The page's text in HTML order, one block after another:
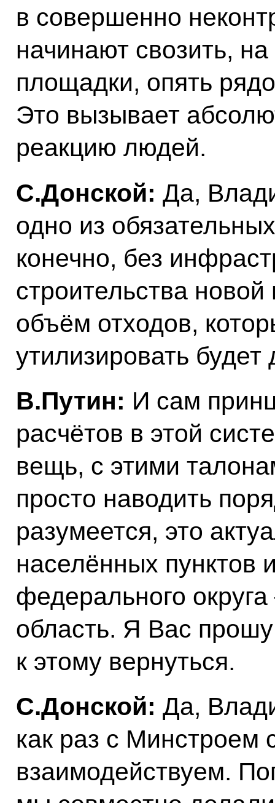
в совершенно
начинают свозить,
площадки, опять
Это вызывает
реакцию людей.
С.Донской: Да,
одно из
конечно, без
строительства
объём отходов,
утилизировать
В.Путин: И сам
расчётов в этой
вещь, с этими
просто наводить
разумеется, это
населённых пунктов
федерального
область. Я Вас
к этому вернуться.
С.Донской: Да,
как раз с Минстроем
взаимодействуем.